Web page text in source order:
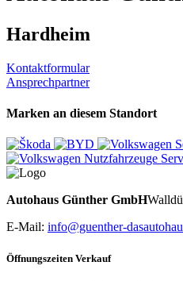
Hardheim
Kontaktformular
Ansprechpartner
Marken an diesem Standort
Autohaus Günther GmbH
E-Mail: info@guenther-
Öffnungszeiten Verkauf